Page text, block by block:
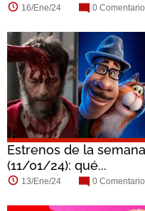
Jenna Fischer Auli'i
16/Ene/24 0
Estrenos de la
(11/01/24): qué...
13/Ene/24 0